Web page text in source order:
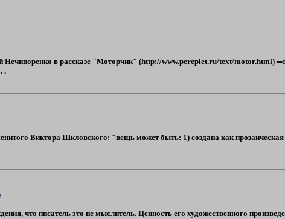
Нечипоренко в рассказе "Моторчик" (http://www.pereplet.ru/text/motor.html)
.
Виктора Шкловского: "вещь может быть: 1) создана как прозаическая
что писатель это не мыслитель. Ценность его художественного